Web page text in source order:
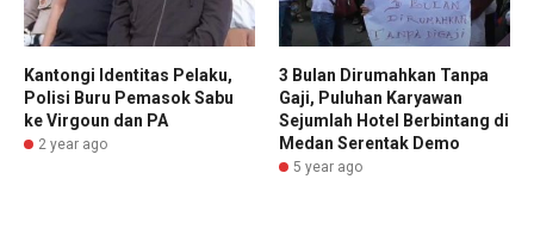
Kantongi Identitas Pelaku,
Polisi Buru Pemasok Sabu
ke Virgoun dan PA
2 year ago
3 Bulan Dirumahkan Tanpa
Gaji, Puluhan Karyawan
Sejumlah Hotel Berbintang di
Medan Serentak Demo
5 year ago